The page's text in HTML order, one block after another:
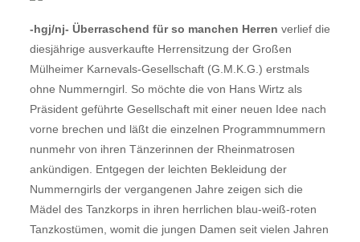
-hgj/nj- Überraschend für so manchen Herren verlief die
diesjährige ausverkaufte Herrensitzung der Großen
Mülheimer Karnevals-Gesellschaft (G.M.K.G.) erstmals
ohne Nummerngirl. So möchte die von Hans Wirtz als
Präsident geführte Gesellschaft mit einer neuen Idee nach
vorne brechen und läßt die einzelnen Programmnummern
nunmehr von ihren Tänzerinnen der Rheinmatrosen
ankündigen. Entgegen der leichten Bekleidung der
Nummerngirls der vergangenen Jahre zeigen sich die
Mädel des Tanzkorps in ihren herrlichen blau-weiß-roten
Tanzkostümen, womit die jungen Damen seit vielen Jahren